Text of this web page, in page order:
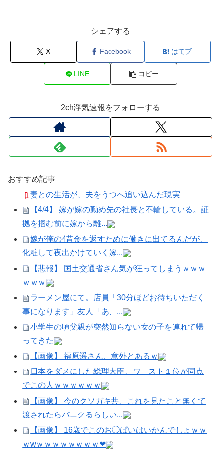
シェアする
X Facebook はてブ
LINE コピー
2ch浮気速報をフォローする
おすすめ記事
妻との生活が、夫をうつへ追い込んだ現実
【4/4】 嫁が嫁の勤め先の社長と不輪している。証
拠を掴む前に嫁から離...
嫁が俺のｲ昔金を返すために働きに出てるんだが、
化粧して夜出かけていく嫁...
【悲報】 国土交通省さん気が狂ってしまうｗｗｗ
ｗｗｗ
ラーメン屋にて。店員「30分ほどお待ちいただく
事になります」友人「あ、...
小学生の頃父親が突然知らない女の子を連れて帰
ってきた
【画像】 福原遥さん、意外とあるｗ
日本をダメにした総理大臣、ワースト１位が同点
でこの人ｗｗｗｗｗｗ
【画像】 今のクソガキ共、これを見たこと無くて
渡されたらパニクるらしい...
【画像】 16歳でこのお◯ぱいはいかんでしょｗｗ
ｗwｗｗｗｗｗｗｗｗ❤